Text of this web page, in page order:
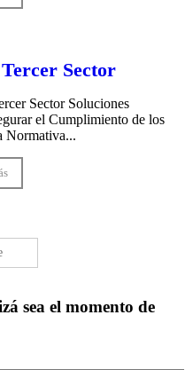
Sector
Sector Soluciones
el Cumplimiento de los
Normativa...
sea el momento de